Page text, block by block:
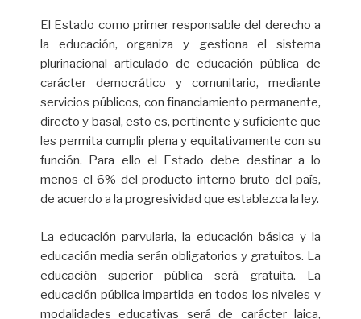
El Estado como primer responsable del derecho a
la educación, organiza y gestiona el sistema
plurinacional articulado de educación pública de
carácter democrático y comunitario, mediante
servicios públicos, con financiamiento permanente,
directo y basal, esto es, pertinente y suficiente que
les permita cumplir plena y equitativamente con su
función. Para ello el Estado debe destinar a lo
menos el 6% del producto interno bruto del país,
de acuerdo a la progresividad que establezca la ley.
La educación parvularia, la educación básica y la
educación media serán obligatorios y gratuitos. La
educación superior pública será gratuita. La
educación pública impartida en todos los niveles y
modalidades educativas será de carácter laica,